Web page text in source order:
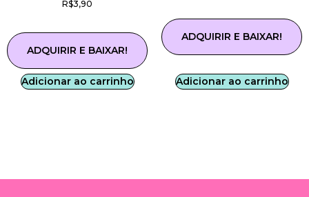
R$3,90
ADQUIRIR E BAIXAR!
Adicionar ao carrinho
ADQUIRIR E BAIXAR!
Adicionar ao carrinho